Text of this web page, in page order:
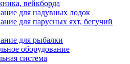
вейкборда
для надувных лодок
для парусных яхт, бегучий
для рыбалки
оборудование
система